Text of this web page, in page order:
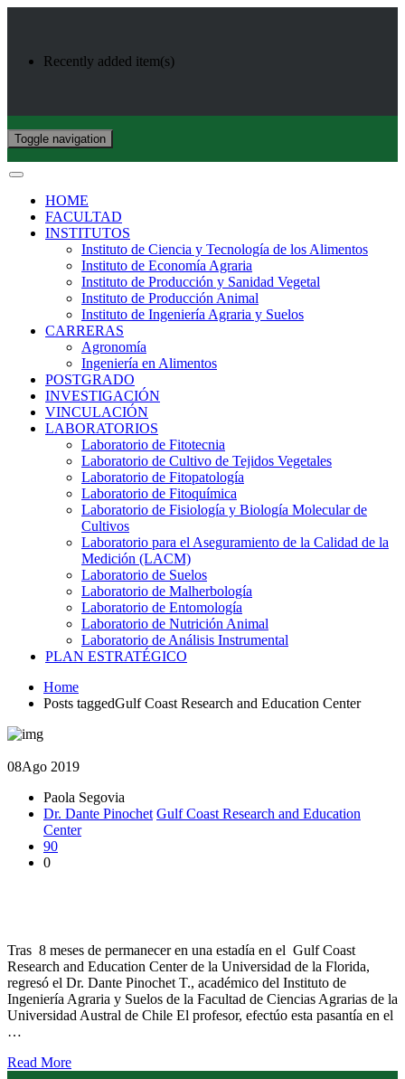
Recently added item(s)
Toggle navigation
HOME
FACULTAD
INSTITUTOS
Instituto de Ciencia y Tecnología de los Alimentos
Instituto de Economía Agraria
Instituto de Producción y Sanidad Vegetal
Instituto de Producción Animal
Instituto de Ingeniería Agraria y Suelos
CARRERAS
Agronomía
Ingeniería en Alimentos
POSTGRADO
INVESTIGACIÓN
VINCULACIÓN
LABORATORIOS
Laboratorio de Fitotecnia
Laboratorio de Cultivo de Tejidos Vegetales
Laboratorio de Fitopatología
Laboratorio de Fitoquímica
Laboratorio de Fisiología y Biología Molecular de
Cultivos
Laboratorio para el Aseguramiento de la Calidad de la
Medición (LACM)
Laboratorio de Suelos
Laboratorio de Malherbología
Laboratorio de Entomología
Laboratorio de Nutrición Animal
Laboratorio de Análisis Instrumental
PLAN ESTRATÉGICO
Home
Posts taggedGulf Coast Research and Education Center
08Ago 2019
Paola Segovia
Dr. Dante Pinochet Gulf Coast Research and Education
Center
90
0
Tras 8 meses de permanecer en una estadía en el Gulf Coast
Research and Education Center de la Universidad de la Florida,
regresó el Dr. Dante Pinochet T., académico del Instituto de
Ingeniería Agraria y Suelos de la Facultad de Ciencias Agrarias de la
Universidad Austral de Chile El profesor, efectúo esta pasantía en el
…
Read More